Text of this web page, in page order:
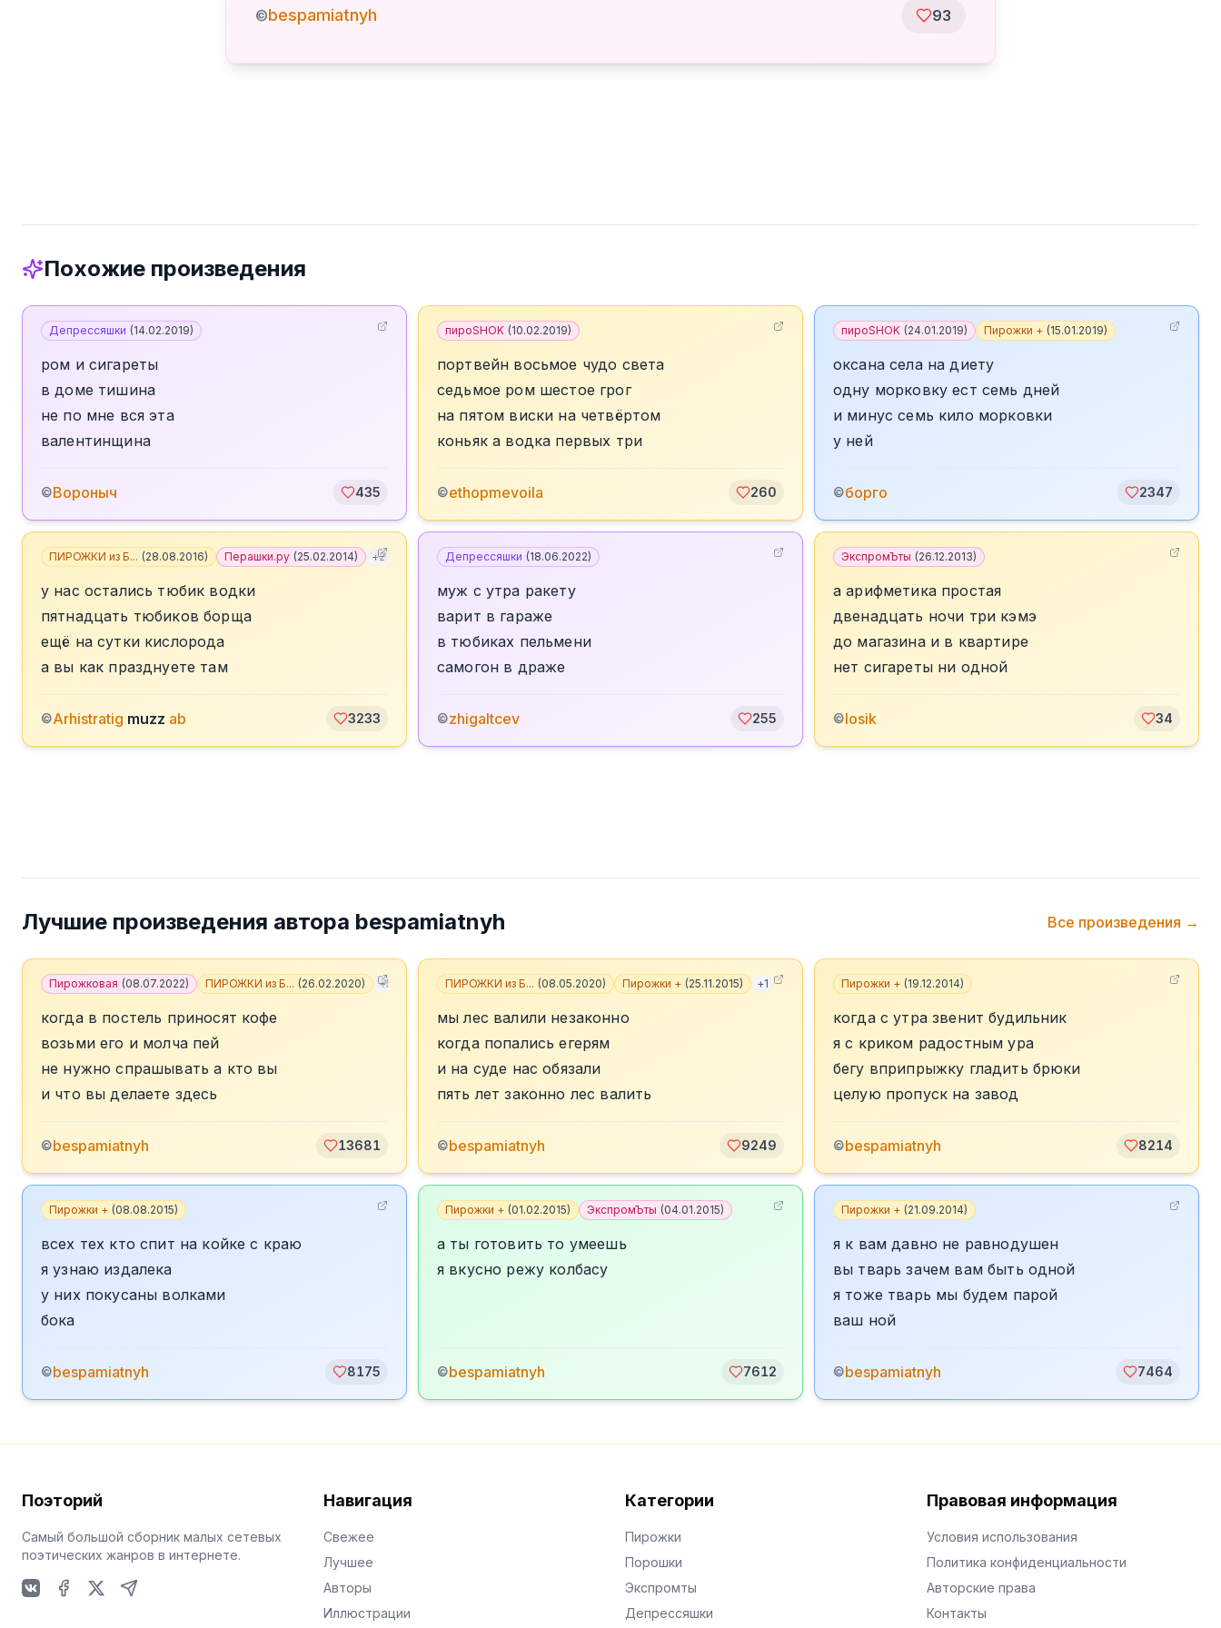
©bespamiatnyh 93
Похожие произведения
Депрессяшки (14.02.2019)
ром и сигареты
в доме тишина
не по мне вся эта
валентинщина
©Вороныч 435
пироSHOK (10.02.2019)
портвейн восьмое чудо света
седьмое ром шестое грог
на пятом виски на четвёртом
коньяк а водка первых три
©ethopmevoila 260
пироSHOK (24.01.2019) Пирожки + (15.01.2019)
оксана села на диету
одну морковку ест семь дней
и минус семь кило морковки
у ней
©борго 2347
ПИРОЖКИ из Б... (28.08.2016) Перашки.ру (25.02.2014) +2
у нас остались тюбик водки
пятнадцать тюбиков борща
ещё на сутки кислорода
а вы как празднуете там
©Arhistratig muzz ab 3233
Депрессяшки (18.06.2022)
муж с утра ракету
варит в гараже
в тюбиках пельмени
самогон в драже
©zhigaltcev 255
ЭкспромЪты (26.12.2013)
а арифметика простая
двенадцать ночи три кэмэ
до магазина и в квартире
нет сигареты ни одной
©losik 34
Лучшие произведения автора bespamiatnyh Все произведения →
Пирожковая (08.07.2022) ПИРОЖКИ из Б... (26.02.2020) +5
когда в постель приносят кофе
возьми его и молча пей
не нужно спрашывать а кто вы
и что вы делаете здесь
©bespamiatnyh 13681
ПИРОЖКИ из Б... (08.05.2020) Пирожки + (25.11.2015) +1
мы лес валили незаконно
когда попались егерям
и на суде нас обязали
пять лет законно лес валить
©bespamiatnyh 9249
Пирожки + (19.12.2014)
когда с утра звенит будильник
я с криком радостным ура
бегу вприпрыжку гладить брюки
целую пропуск на завод
©bespamiatnyh 8214
Пирожки + (08.08.2015)
всех тех кто спит на койке с краю
я узнаю издалека
у них покусаны волками
бока
©bespamiatnyh 8175
Пирожки + (01.02.2015) ЭкспромЪты (04.01.2015)
а ты готовить то умеешь
я вкусно режу колбасу
©bespamiatnyh 7612
Пирожки + (21.09.2014)
я к вам давно не равнодушен
вы тварь зачем вам быть одной
я тоже тварь мы будем парой
ваш ной
©bespamiatnyh 7464
Поэторий
Самый большой сборник малых сетевых
поэтических жанров в интернете.
Навигация
Свежее
Лучшее
Авторы
Иллюстрации
Категории
Пирожки
Порошки
Экспромты
Депрессяшки
Правовая информация
Условия использования
Политика конфиденциальности
Авторские права
Контакты